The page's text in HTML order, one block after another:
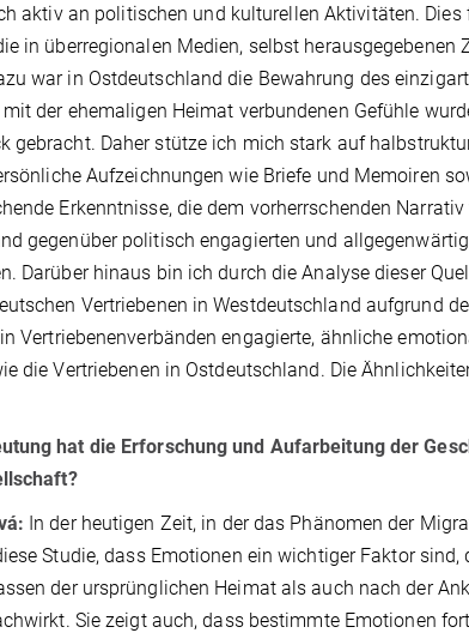
aktiv an politischen und kulturellen Aktivitäten.
in überregionalen Medien, selbst
war in Ostdeutschland die Bewahrung des
mit der ehemaligen Heimat verbundenen Gefühle
gebracht. Daher stütze ich mich stark auf
Aufzeichnungen wie Briefe und Memoiren
Erkenntnisse, die dem vorherrschenden
gegenüber politisch engagierten und
Darüber hinaus bin ich durch die Analyse dieser
Vertriebenen in Westdeutschland aufgrund
Vertriebenenverbänden engagierte, ähnliche
die Vertriebenen in Ostdeutschland. Die
hat die Erforschung und Aufarbeitung der
In der heutigen Zeit, in der das Phänomen der
Studie, dass Emotionen ein wichtiger Faktor
der ursprünglichen Heimat als auch nach der
Sie zeigt auch, dass bestimmte Emotionen